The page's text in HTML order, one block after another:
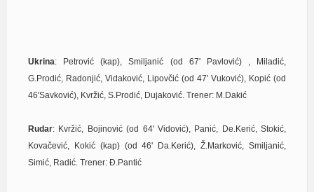
Ukrina: Petrović (kap) , Smiljanić (od 67' Pavlović) , Miladić,
G.Prodić, Radonjić, Vidaković, Lipovčić (od 47' Vuković), Kopić (od
46'Savković), Kvržić, S.Prodić, Dujaković. Trener: M.Dakić
Rudar: Kvržić, Bojinović (od 64' Vidović), Panić, De.Kerić, Stokić,
Kovačević, Kokić (kap) (od 46' Da.Kerić), Ž.Marković, Smiljanić,
Simić, Radić. Trener: Đ.Pantić